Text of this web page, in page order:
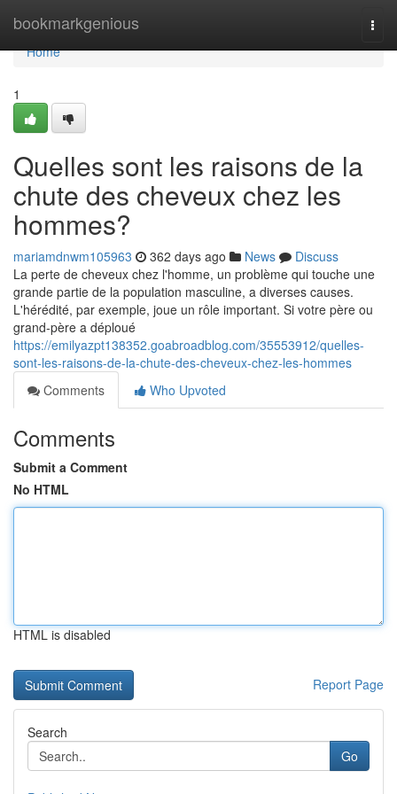
bookmarkgenious
Home
Home
1
Quelles sont les raisons de la
chute des cheveux chez les
hommes?
mariamdnwm105963 362 days ago News
Discuss
La perte de cheveux chez l'homme, un problème qui touche une
grande partie de la population masculine, a diverses causes.
L'hérédité, par exemple, joue un rôle important. Si votre père ou
grand-père a déploué
https://emilyazpt138352.goabroadblog.com/35553912/quelles-
sont-les-raisons-de-la-chute-des-cheveux-chez-les-hommes
Comments
Who Upvoted
Comments
Submit a Comment
No HTML
HTML is disabled
Report Page
Search
Go